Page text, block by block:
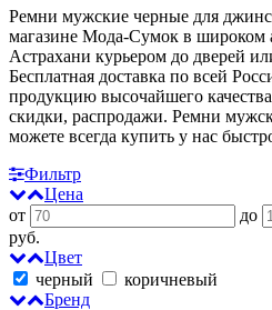
Ремни мужские черные для
магазине Мода-Сумок в широком
Астрахани курьером до дверей
Бесплатная доставка по всей
продукцию высочайшего
скидки, распродажи. Ремни
можете всегда купить у нас
Фильтр
Цена
от
до
руб.
Цвет
черный
коричневый
Бренд